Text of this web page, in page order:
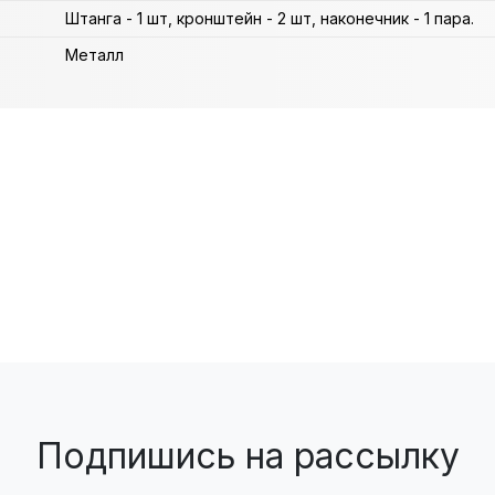
Штанга - 1 шт, кронштейн - 2 шт, наконечник - 1 пара.
Металл
Подпишись на рассылку